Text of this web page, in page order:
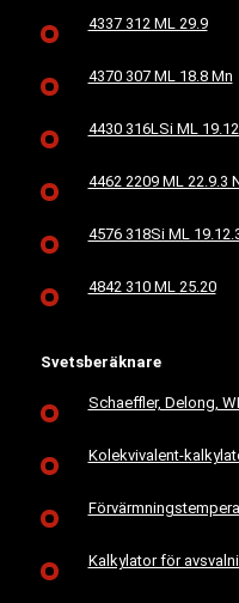
4337 312 ML 29.9
4370 307 ML 18.8 Mn
4430 316LSi ML
4462 2209 ML 22.9.3
4576 318Si ML
4842 310 ML 25.20
Svetsberäknare
Schaeffler, Delong,
Kolekvivalent-
Kalkylator för